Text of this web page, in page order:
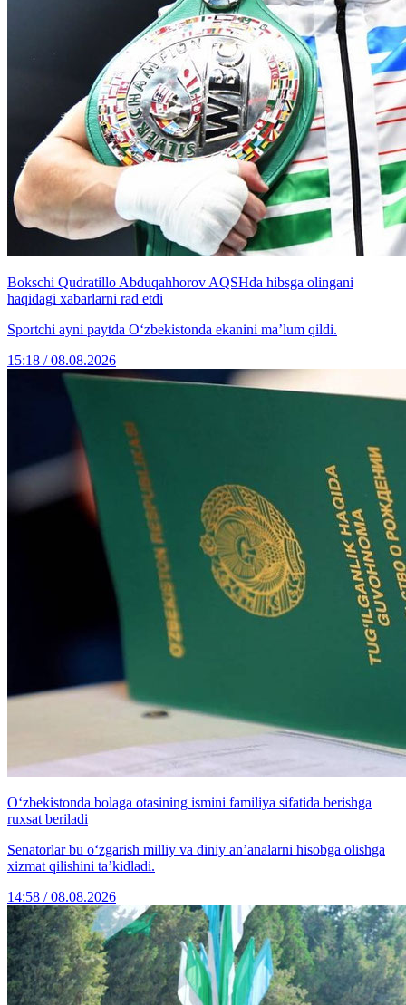
Bokschi Qudratillo Abduqahhorov AQSHda hibsga olingani
haqidagi xabarlarni rad etdi
Sportchi ayni paytda O‘zbekistonda ekanini ma’lum qildi.
15:18 / 08.08.2026
O‘zbekistonda bolaga otasining ismini familiya sifatida berishga
ruxsat beriladi
Senatorlar bu o‘zgarish milliy va diniy an’analarni hisobga olishga
xizmat qilishini ta’kidladi.
14:58 / 08.08.2026